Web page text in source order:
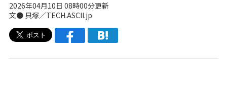
2026年04月10日 08時00分更新
文● 貝塚／TECH.ASCII.jp